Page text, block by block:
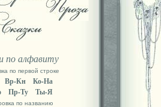
по алфавиту
по первой строке
Вр-Кн
Ко-На
Пр-Ту Ты-Я
по названию